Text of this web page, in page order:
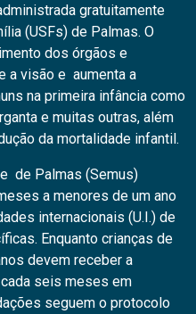
gratuitamente
(USFs) de Palmas. O
dos órgãos e
a visão e aumenta a
na primeira infância como
e muitas outras, além
da mortalidade infantil.
de Palmas (Semus)
a menores de um ano
internacionais (U.I.) de
Enquanto crianças de
devem receber a
seis meses em
seguem o protocolo